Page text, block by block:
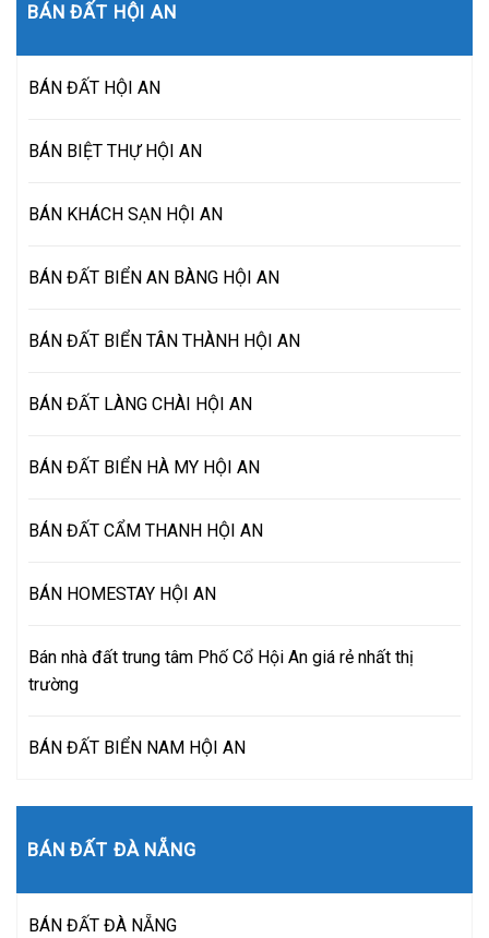
BÁN ĐẤT HỘI AN
BÁN ĐẤT HỘI AN
BÁN BIỆT THỰ HỘI AN
BÁN KHÁCH SẠN HỘI AN
BÁN ĐẤT BIỂN AN BÀNG HỘI AN
BÁN ĐẤT BIỂN TÂN THÀNH HỘI AN
BÁN ĐẤT LÀNG CHÀI HỘI AN
BÁN ĐẤT BIỂN HÀ MY HỘI AN
BÁN ĐẤT CẨM THANH HỘI AN
BÁN HOMESTAY HỘI AN
Bán nhà đất trung tâm Phố Cổ Hội An giá rẻ nhất thị
trường
BÁN ĐẤT BIỂN NAM HỘI AN
BÁN ĐẤT ĐÀ NẴNG
BÁN ĐẤT ĐÀ NẴNG